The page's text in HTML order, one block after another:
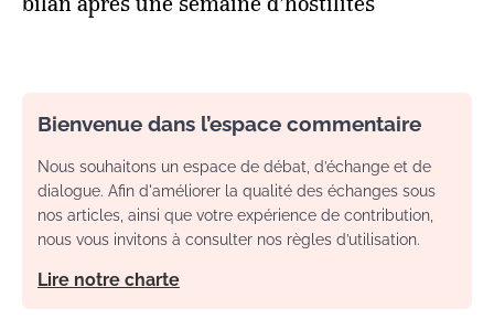
Bienvenue dans l’espace commentaire
Nous souhaitons un espace de débat, d’échange et de
dialogue. Afin d'améliorer la qualité des échanges sous
nos articles, ainsi que votre expérience de contribution,
nous vous invitons à consulter nos règles d’utilisation.
Lire notre charte